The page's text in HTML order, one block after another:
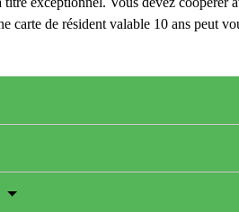
carte de résident valable 10 ans peut